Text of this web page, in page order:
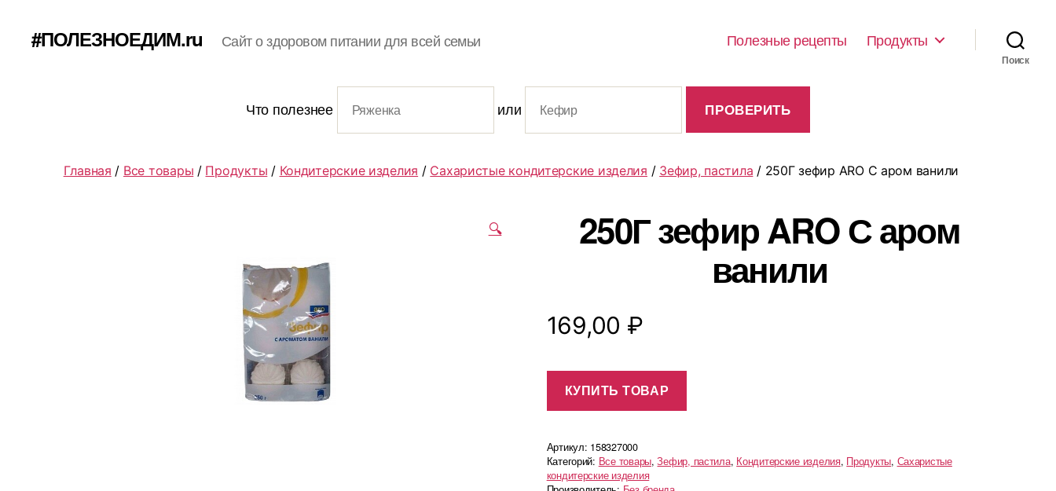
#ПОЛЕЗНОЕДИМ.ru Сайт о здоровом питании для всей семьи Полезные рецепты Продукты
Поиск
Что полезнее или
Главная / Все товары / Продукты / Кондитерские изделия / Сахаристые кондитерские изделия / Зефир, пастила / 250Г зефир ARO С аром ванили
🔍 250Г зефир ARO С аром
ванили
169,00 ₽
КУПИТЬ ТОВАР
Артикул: 158327000
Категорий: Все товары,Зефир, пастила, Кондитерские изделия, Продукты, Сахаристые
кондитерские изделия